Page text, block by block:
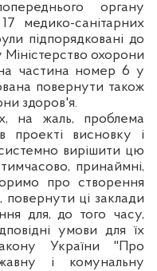
органу
медико-санітарних
підпорядковані до
охорони
частина номер 6 у
повернути також
здоров'я.
на жаль, проблема
проекті висновку і
вирішити цю
принаймні,
про створення
ці заклади
для, до того часу,
умови для їх
України "Про
і комунальну